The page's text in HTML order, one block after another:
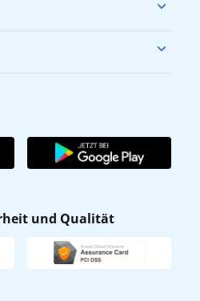
und Qualität